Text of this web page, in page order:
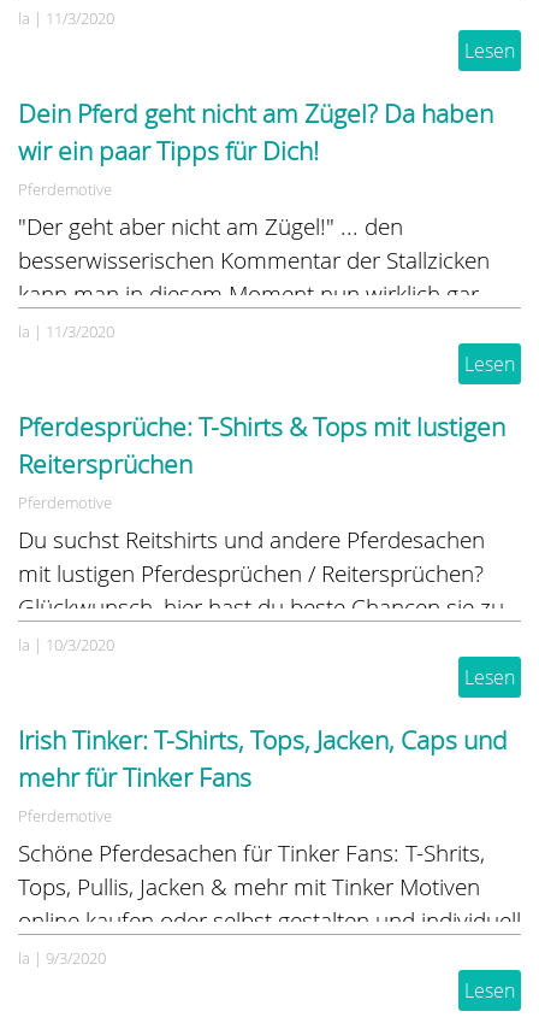
Glückwunsch, hier hast du richtig gute Chance sie
la | 11/3/2020
Lesen
Dein Pferd geht nicht am Zügel? Da haben
wir ein paar Tipps für Dich!
Pferdemotive
"Der geht aber nicht am Zügel!" ... den
besserwisserischen Kommentar der Stallzicken
kann man in diesem Moment nun wirklich gar
nicht gebrauchen. Doch was tun, wenn das Pferd
nicht am Züger geht? Wir verraten euch was ...
la | 11/3/2020
Lesen
Pferdesprüche: T-Shirts & Tops mit lustigen
Reitersprüchen
Pferdemotive
Du suchst Reitshirts und andere Pferdesachen
mit lustigen Pferdesprüchen / Reitersprüchen?
Glückwunsch, hier hast du beste Chancen sie zu
finden! Sei es im Pferdezeug-Shop, oder im
Online-Disigner für individuelle Pferdesachen, hier
findest du jede Menge lustige Pferdesprüche und
witzige Pferdemotive.
la | 10/3/2020
Lesen
Irish Tinker: T-Shirts, Tops, Jacken, Caps und
mehr für Tinker Fans
Pferdemotive
Schöne Pferdesachen für Tinker Fans: T-Shrits,
Tops, Pullis, Jacken & mehr mit Tinker Motiven
online kaufen oder selbst gestalten und individuell
nach eigenen Wünschen bedrucken lassen.
la | 9/3/2020
Lesen